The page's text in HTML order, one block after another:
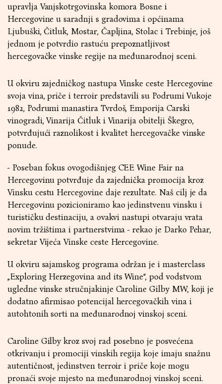
upravlja Vanjskotrgovinska komora Bosne i
Hercegovine u saradnji s gradovima i općinama
Ljubuški, Čitluk, Mostar, Čapljina, Stolac i Trebinje, još
jednom je potvrdio rastuću prepoznatljivost
hercegovačke vinske regije na međunarodnoj sceni.
U okviru zajedničkog nastupa Vinske ceste Hercegovine
svoja vina, priče i terroir predstavili su Podrumi Vukoje
1982, Podrumi manastira Tvrdoš, Emporija Carski
vinogradi, Vinarija Čitluk i Vinarija obitelji Škegro,
potvrđujući raznolikost i kvalitet hercegovačke vinske
ponude.
- Poseban fokus ovogodišnjeg CEE Wine Fair na
Hercegovinu potvrđuje da zajednička promocija kroz
Vinsku cestu Hercegovine daje rezultate. Naš cilj je da
Hercegovinu pozicioniramo kao jedinstvenu vinsku i
turističku destinaciju, a ovakvi nastupi otvaraju vrata
novim tržištima i partnerstvima - rekao je Darko Pehar,
sekretar Vijeća Vinske ceste Hercegovine.
U okviru sajamskog programa održan je i masterclass
„Exploring Herzegovina and its Wine“, pod vodstvom
ugledne vinske stručnjakinje Caroline Gilby MW, koji je
dodatno afirmisao potencijal hercegovačkih vina i
autohtonih sorti na međunarodnoj vinskoj sceni.
Caroline Gilby kroz svoj rad posebno je posvećena
otkrivanju i promociji vinskih regija koje imaju snažnu
autentičnost, jedinstven terroir i priče koje mogu
pronaći svoje mjesto na međunarodnoj vinskoj sceni.